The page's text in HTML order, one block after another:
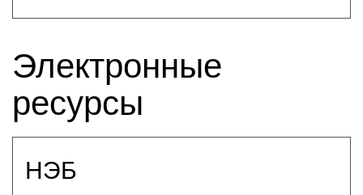
Электронные
ресурсы
НЭБ